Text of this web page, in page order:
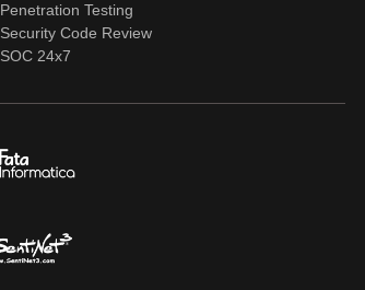
Penetration Testing
Security Code Review
SOC 24x7